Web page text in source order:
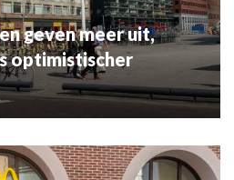
geven meer uit,
optimistischer